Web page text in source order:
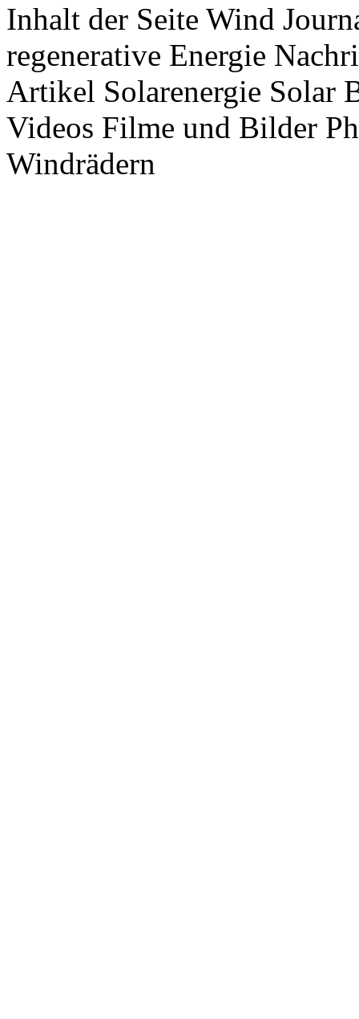
Inhalt der Seite Wind
regenerative Energie
Artikel Solarenergie Solar
Videos Filme und Bilder
Windrädern